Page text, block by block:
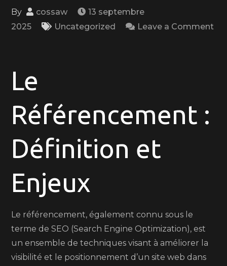
By cossaw
13 septembre
2025
Uncategorized
Leave a Comment
Référencement
Définition
et
Enjeux
Le
Référencement :
Définition et
Enjeux
Le référencement, également connu sous le
terme de SEO (Search Engine Optimization), est
un ensemble de techniques visant à améliorer la
visibilité et le positionnement d’un site web dans